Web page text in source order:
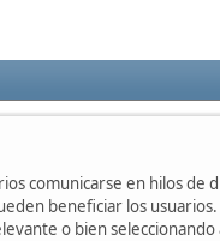
comunicarse en hilos de
beneficiar los
o bien